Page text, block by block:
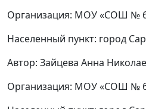
Организация: МОУ «СОШ №
Населенный пункт: город
Автор: Зайцева Анна
Организация: МОУ «СОШ №